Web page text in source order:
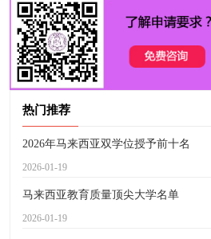
热门推荐
2026年马来西亚双学位授予前十名
2026-01-19
马来西亚教育质量顶尖大学名单
2026-01-19